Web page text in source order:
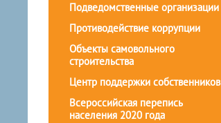
Подведомственные организации
Противодействие коррупции
Объекты самовольного
строительства
Центр поддержки собственников
Всероссийская перепись
населения 2020 года